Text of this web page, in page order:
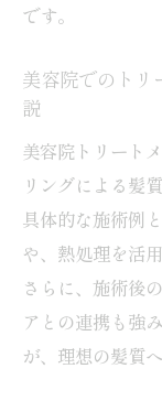
美容院で叶
らいか
髪質改
せるコツ
美容院
トとは
ホーム
です。
美容院でのトリ
説
美容院トリート
リングによる髪
具体的な施術例
や、熱処理を活
さらに、施術後
アとの連携も強
が、理想の髪質